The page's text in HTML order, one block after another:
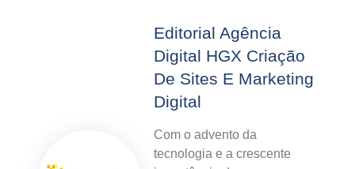
Editorial Agência
Digital HGX Criação
De Sites E Marketing
Digital
Com o advento da
tecnologia e a crescente